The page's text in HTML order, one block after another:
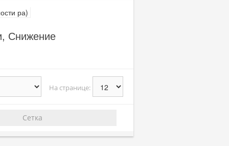
Снижение
На странице:
Сетка